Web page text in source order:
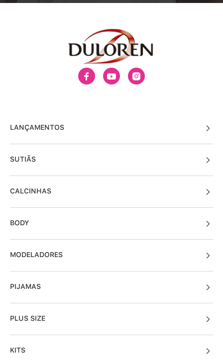
LANÇAMENTOS
SUTIÃS
CALCINHAS
BODY
MODELADORES
PIJAMAS
PLUS SIZE
KITS